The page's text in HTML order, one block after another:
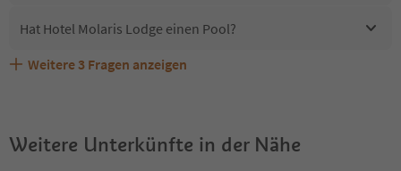
Hat Hotel Molaris Lodge einen Pool?
Sind Haustiere in der Unterkunft Hotel Molaris Lodge
Welche Services bietet Hotel Molaris Lodge?
Erhalten die Gäste von Hotel Molaris Lodge einen
Weitere 3 Fragen anzeigen
Weitere Unterkünfte in der Nähe